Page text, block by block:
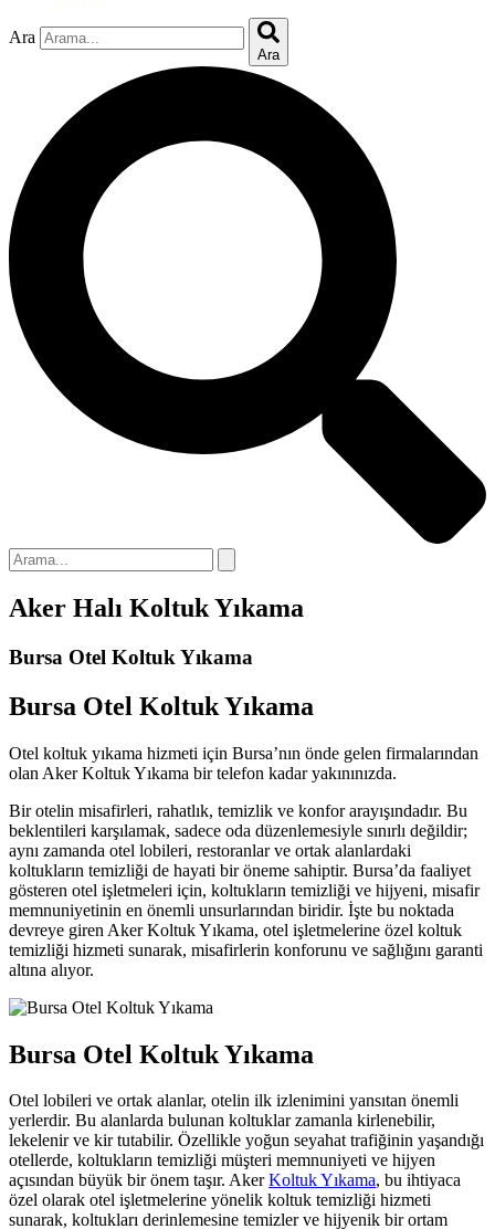
Ara
Ara
Aker Halı Koltuk Yıkama
Bursa Otel Koltuk Yıkama
Bursa Otel Koltuk Yıkama
Otel koltuk yıkama hizmeti için Bursa’nın önde gelen firmalarından
olan Aker Koltuk Yıkama bir telefon kadar yakınınızda.
Bir otelin misafirleri, rahatlık, temizlik ve konfor arayışındadır. Bu
beklentileri karşılamak, sadece oda düzenlemesiyle sınırlı değildir;
aynı zamanda otel lobileri, restoranlar ve ortak alanlardaki
koltukların temizliği de hayati bir öneme sahiptir. Bursa’da faaliyet
gösteren otel işletmeleri için, koltukların temizliği ve hijyeni, misafir
memnuniyetinin en önemli unsurlarından biridir. İşte bu noktada
devreye giren Aker Koltuk Yıkama, otel işletmelerine özel koltuk
temizliği hizmeti sunarak, misafirlerin konforunu ve sağlığını garanti
altına alıyor.
Bursa Otel Koltuk Yıkama
Otel lobileri ve ortak alanlar, otelin ilk izlenimini yansıtan önemli
yerlerdir. Bu alanlarda bulunan koltuklar zamanla kirlenebilir,
lekelenir ve kir tutabilir. Özellikle yoğun seyahat trafiğinin yaşandığı
otellerde, koltukların temizliği müşteri memnuniyeti ve hijyen
açısından büyük bir önem taşır. AkerKoltuk Yıkama, bu ihtiyaca
özel olarak otel işletmelerine yönelik koltuk temizliği hizmeti
sunarak, koltukları derinlemesine temizler ve hijyenik bir ortam